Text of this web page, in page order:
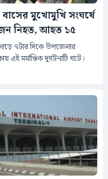
মুখোমুখি সংঘর্ষে
নিহত, আহত ১৫
৭টার দিকে উপজেলার
এই মর্মান্তিক দুর্ঘটনাটি ঘটে।